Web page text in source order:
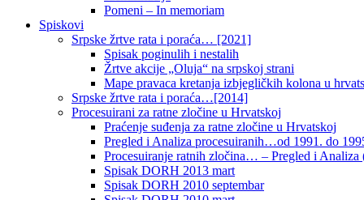
Pomeni – In memoriam
Spiskovi
Srpske žrtve rata i poraća… [2021]
Spisak poginulih i nestalih
Žrtve akcije „Oluja“ na srpskoj strani
Mape pravaca kretanja izbjegličkih kolona u
Srpske žrtve rata i poraća…[2014]
Procesuirani za ratne zločine u Hrvatskoj
Praćenje suđenja za ratne zločine u Hrvatskoj
Pregled i Analiza procesuiranih…od 1991. do
Procesuiranje ratnih zločina… – Pregled i Analiza
Spisak DORH 2013 mart
Spisak DORH 2010 septembar